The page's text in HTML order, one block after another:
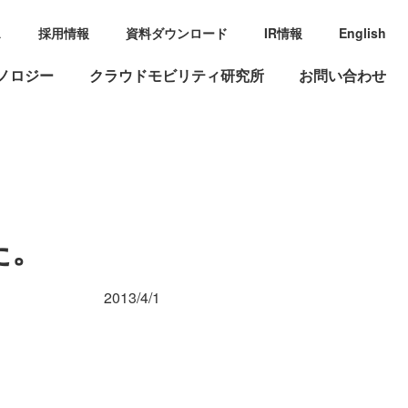
ロジー クラウドモビリティ研究所 お問い合わせ
採用情報 資料ダウンロード IR情報 English
2013/4/1